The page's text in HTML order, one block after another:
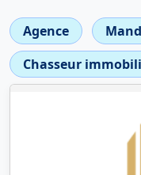
Agence
Chasseur